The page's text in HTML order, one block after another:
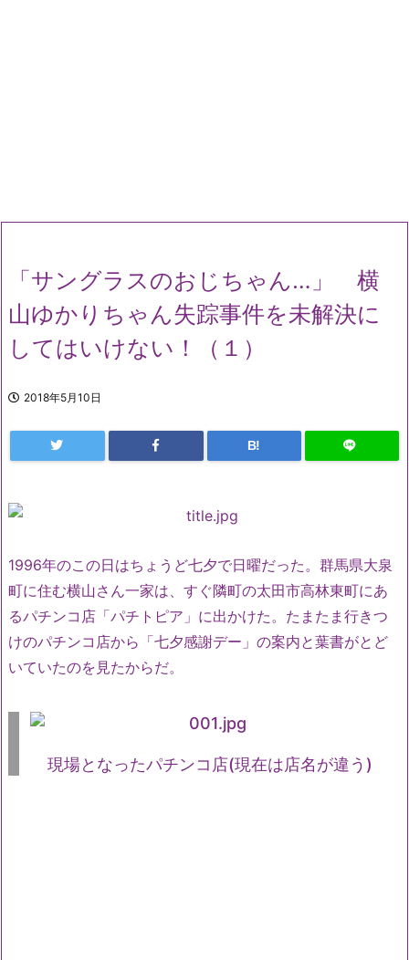
「サングラスのおじちゃん…」 横
山ゆかりちゃん失踪事件を未解決に
してはいけない！（１）
2018年5月10日
B!
1996年のこの日はちょうど七夕で日曜だった。群馬県大泉
町に住む横山さん一家は、すぐ隣町の太田市高林東町にあ
るパチンコ店「パチトピア」に出かけた。たまたま行きつ
けのパチンコ店から「七夕感謝デー」の案内と葉書がとど
いていたのを見たからだ。
現場となったパチンコ店(現在は店名が違う)